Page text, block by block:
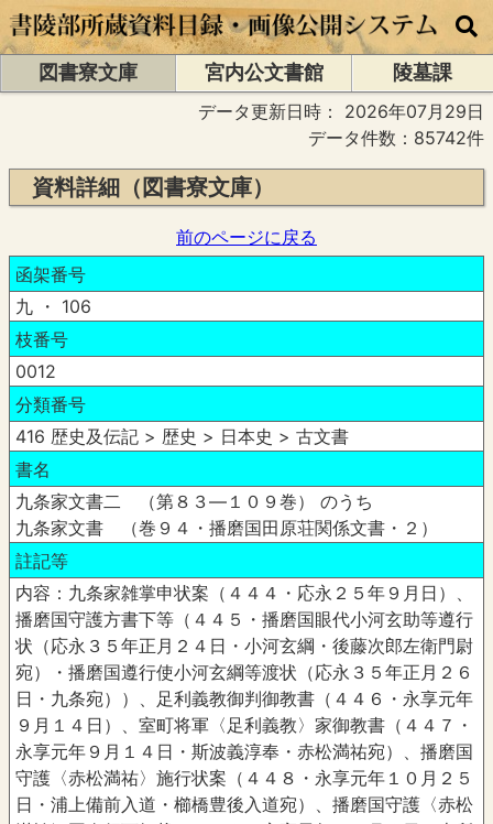
図書寮文庫 宮内公文書館
陵墓課
データ更新日時： 2026年07月29日
データ件数：85742件
資料詳細（図書寮文庫）
前のページに戻る
函架番号
九 ・ 106
枝番号
0012
分類番号
416 歴史及伝記 > 歴史 > 日本史 > 古文書
書名
九条家文書二 （第８３―１０９巻） のうち
九条家文書 （巻９４・播磨国田原荘関係文書・２）
註記等
内容：九条家雑掌申状案（４４４・応永２５年９月日）、
播磨国守護方書下等（４４５・播磨国眼代小河玄助等遵行
状（応永３５年正月２４日・小河玄綱・後藤次郎左衛門尉
宛）・播磨国遵行使小河玄綱等渡状（応永３５年正月２６
日・九条宛））、足利義教御判御教書（４４６・永享元年
９月１４日）、室町将軍〈足利義教〉家御教書（４４７・
永享元年９月１４日・斯波義淳奉・赤松満祐宛）、播磨国
守護〈赤松満祐〉施行状案（４４８・永享元年１０月２５
日・浦上備前入道・櫛橋豊後入道宛）、播磨国守護〈赤松